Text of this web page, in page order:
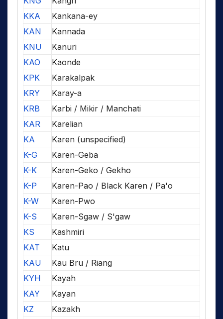
KKA
Kankana-ey
KAN
Kannada
KNU
Kanuri
KAO
Kaonde
KPK
Karakalpak
KRY
Karay-a
KRB
Karbi / Mikir / Manchati
KAR
Karelian
KA
Karen (unspecified)
K-G
Karen-Geba
K-K
Karen-Geko / Gekho
K-P
Karen-Pao / Black Karen / Pa'o
K-W
Karen-Pwo
K-S
Karen-Sgaw / S'gaw
KS
Kashmiri
KAT
Katu
KAU
Kau Bru / Riang
KYH
Kayah
KAY
Kayan
KZ
Kazakh